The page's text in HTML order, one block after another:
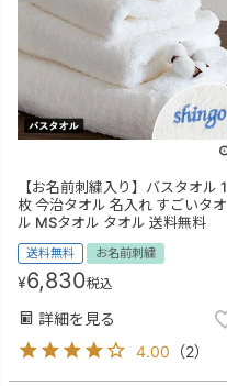
【お名前刺繍入り】バスタオル 1
枚 今治タオル 名入れ すごいタオ
ル MSタオル タオル 送料無料
送料無料 お名前刺繍
¥6,830税込
詳細を見る
4.00 （2）